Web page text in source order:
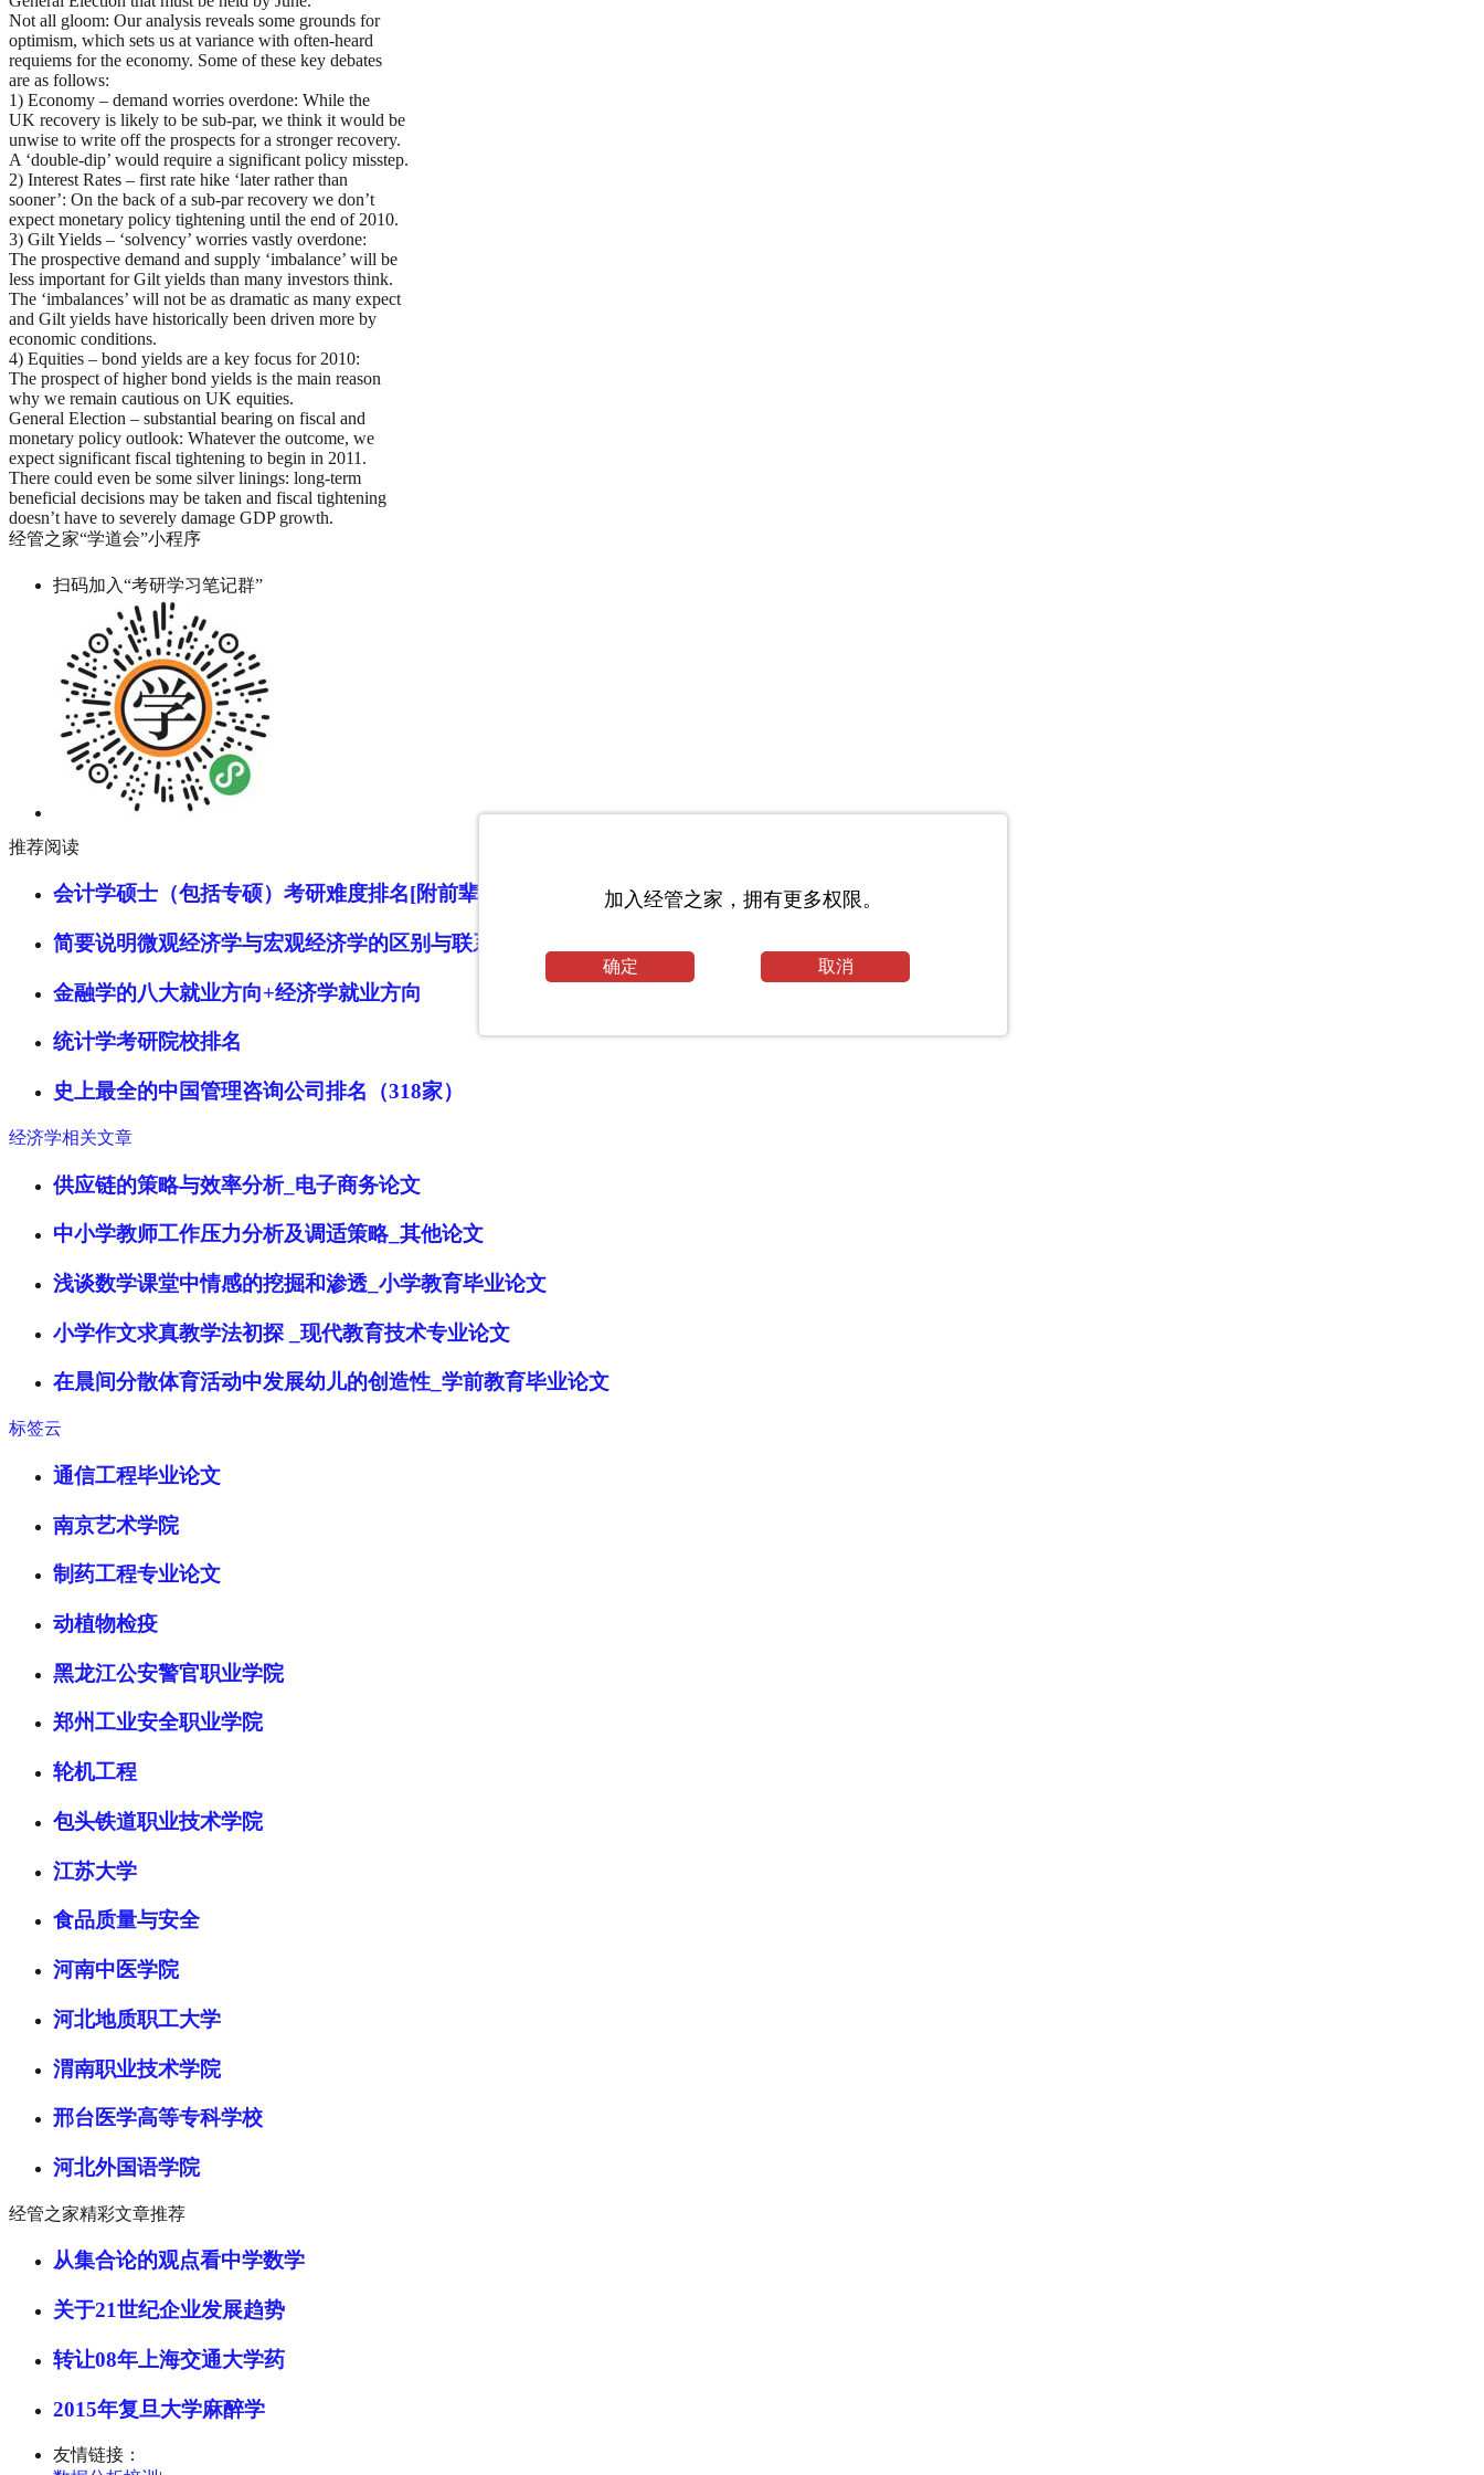
Not all gloom: Our analysis reveals some grounds for
optimism, which sets us at variance with often-heard
requiems for the economy. Some of these key debates
are as follows:
1) Economy – demand worries overdone: While the
UK recovery is likely to be sub-par, we think it would be
unwise to write off the prospects for a stronger recovery.
A ‘double-dip’ would require a significant policy misstep.
2) Interest Rates – first rate hike ‘later rather than
sooner’: On the back of a sub-par recovery we don’t
expect monetary policy tightening until the end of 2010.
3) Gilt Yields – ‘solvency’ worries vastly overdone:
The prospective demand and supply ‘imbalance’ will be
less important for Gilt yields than many investors think.
The ‘imbalances’ will not be as dramatic as many expect
and Gilt yields have historically been driven more by
economic conditions.
4) Equities – bond yields are a key focus for 2010:
The prospect of higher bond yields is the main reason
why we remain cautious on UK equities.
General Election – substantial bearing on fiscal and
monetary policy outlook: Whatever the outcome, we
expect significant fiscal tightening to begin in 2011.
There could even be some silver linings: long-term
beneficial decisions may be taken and fiscal tightening
doesn’t have to severely damage GDP growth.
经管之家“学道会”小程序
扫码加入“考研学习笔记群”
推荐阅读
会计学硕士（包括专硕）考研难度排名[附前辈经验]
简要说明微观经济学与宏观经济学的区别与联系
金融学的八大就业方向+经济学就业方向
统计学考研院校排名
史上最全的中国管理咨询公司排名（318家）
经济学相关文章
供应链的策略与效率分析_电子商务论文
中小学教师工作压力分析及调适策略_其他论文
浅谈数学课堂中情感的挖掘和渗透_小学教育毕业论文
小学作文求真教学法初探 _现代教育技术专业论文
在晨间分散体育活动中发展幼儿的创造性_学前教育毕业论文
标签云
通信工程毕业论文
南京艺术学院
制药工程专业论文
动植物检疫
黑龙江公安警官职业学院
郑州工业安全职业学院
轮机工程
包头铁道职业技术学院
江苏大学
食品质量与安全
河南中医学院
河北地质职工大学
渭南职业技术学院
邢台医学高等专科学校
河北外国语学院
经管之家精彩文章推荐
从集合论的观点看中学数学
关于21世纪企业发展趋势
转让08年上海交通大学药
2015年复旦大学麻醉学
友情链接：
加入经管之家，拥有更多权限。
确定 取消